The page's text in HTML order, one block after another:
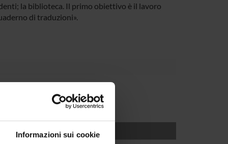
Informazioni sui cookie
la biblioteca. Il primo obiettivo è il lavoro
di traduzioni».